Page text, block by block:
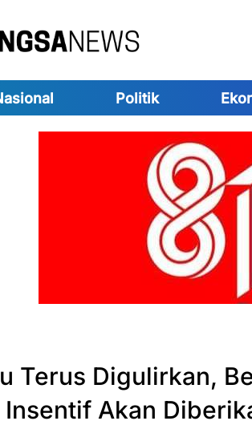
Politik
Terus Digulirkan,
Akan